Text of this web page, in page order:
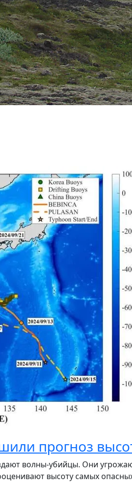
прогноз
волны-убийцы. Они
высоту самых